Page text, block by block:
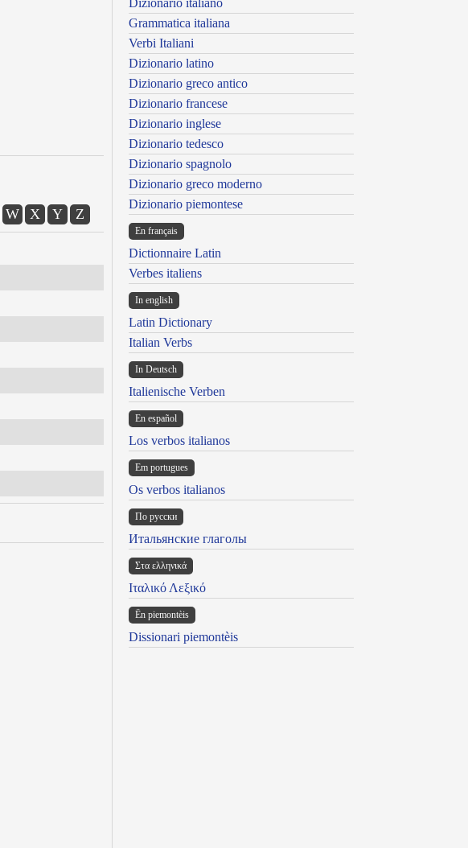
W X Y Z
Dizionario italiano
Grammatica italiana
Verbi Italiani
Dizionario latino
Dizionario greco antico
Dizionario francese
Dizionario inglese
Dizionario tedesco
Dizionario spagnolo
Dizionario greco moderno
Dizionario piemontese
En français
Dictionnaire Latin
Verbes italiens
In english
Latin Dictionary
Italian Verbs
In Deutsch
Italienische Verben
En español
Los verbos italianos
Em portugues
Os verbos italianos
По русски
Итальянские глаголы
Στα ελληνικά
Ιταλικό Λεξικό
Ën piemontèis
Dissionari piemontèis